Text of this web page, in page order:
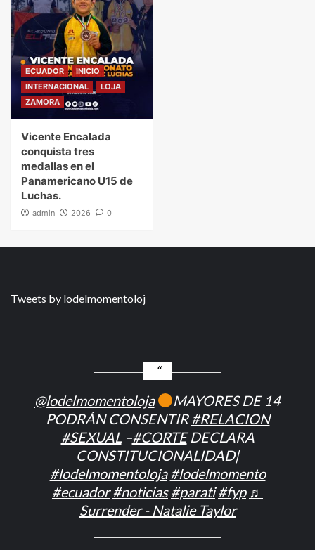
ECUADOR
INICIO
INTERNACIONAL
LOJA
ZAMORA
Vicente Encalada
conquista tres
medallas en el
Panamericano U15 de
Luchas.
admin 2026 0
Tweets by lodelmomentoloj
@lodelmomentoloja
MAYORES DE 14
PODRÁN CONSENTIR#RELACION
#SEXUAL–#CORTEDECLARA
CONSTITUCIONALIDAD|
#lodelmomentoloja #lodelmomento
#ecuador #noticias #parati #fyp ♬
Surrender - Natalie Taylor